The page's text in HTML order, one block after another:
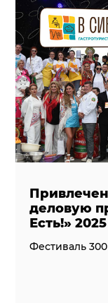
деловую
Есть!» 2025
Фестиваль